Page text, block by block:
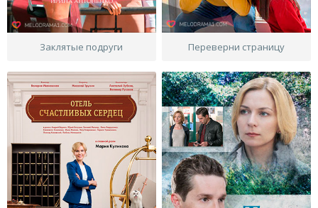
Заклятые подруги Переверни страницу